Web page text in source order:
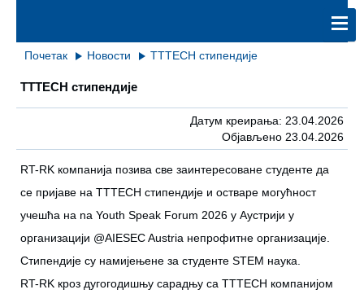
Почетак Новости TTTECH стипендије
TTTECH стипендије
Датум креирања: 23.04.2026
Објављено 23.04.2026
RT-RK компанија позива све заинтересоване студенте да
се пријаве на TTTECH стипендије и остваре могућност
учешћа на na Youth Speak Forum 2026 у Аустрији у
организацији @AIESEC Austria непрофитне организације.
Стипендије су намијењене за студенте STEM наука.
RT-RK кроз дугогодишњу сарадњу са TTTECH компанијом